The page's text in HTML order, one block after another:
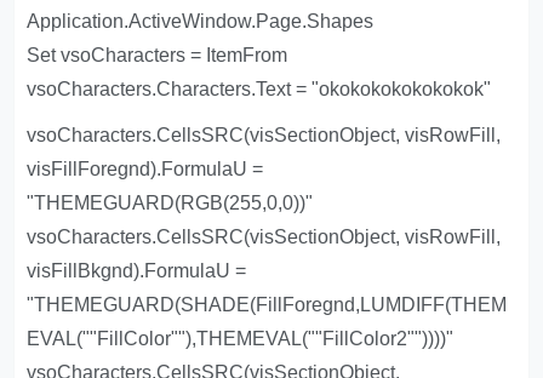
Application.ActiveWindow.Page.Shapes
Set vsoCharacters = ItemFrom
vsoCharacters.Characters.Text = "okokokokokokokok"
vsoCharacters.CellsSRC(visSectionObject, visRowFill,
visFillForegnd).FormulaU =
"THEMEGUARD(RGB(255,0,0))"
vsoCharacters.CellsSRC(visSectionObject, visRowFill,
visFillBkgnd).FormulaU =
"THEMEGUARD(SHADE(FillForegnd,LUMDIFF(THEM
EVAL(""FillColor""),THEMEVAL(""FillColor2""))))"
vsoCharacters.CellsSRC(visSectionObject,